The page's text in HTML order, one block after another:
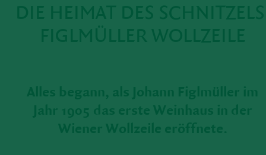
DIE HEIMAT DES
FIGLMÜLLER WOLLZEILE
Alles begann, als Johann Figl­müller im
Jahr 1905 das erste Wein­haus in der
Wiener Woll­zeile eröff­nete.